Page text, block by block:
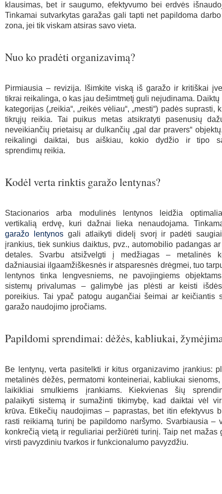
klausimas, bet ir saugumo, efektyvumo bei erdvės
Tinkamai sutvarkytas garažas gali tapti net papildoma
zona, jei tik viskam atsiras savo vieta.
Nuo ko pradėti organizavimą?
Pirmiausia – revizija. Išimkite viską iš garažo ir kritiškai
tikrai reikalinga, o kas jau dešimtmetį guli nejudinama. Daiktų
kategorijas („reikia“, „reikės vėliau“, „mesti“) padės suprasti,
tikrųjų reikia. Tai puikus metas atsikratyti pasenusių
neveikiančių prietaisų ar dulkančių „gal dar pravers“
reikalingi daiktai, bus aiškiau, kokio dydžio ir tipo
sprendimų reikia.
Kodėl verta rinktis garažo lentynas?
Stacionarios arba modulinės lentynos leidžia
vertikalią erdvę, kuri dažnai lieka nenaudojama.
garažo lentynosgali atlaikyti didelį svorį ir padėti
įrankius, tiek sunkius daiktus, pvz., automobilio padangas
detales. Svarbu atsižvelgti į medžiagas – metalinės
dažniausiai ilgaamžiškesnės ir atsparesnės drėgmei, tuo
lentynos tinka lengvesniems, ne pavojingiems
sistemų privalumas – galimybė jas plėsti ar keisti
poreikius. Tai ypač patogu augančiai šeimai ar keičiantis
garažo naudojimo įpročiams.
Papildomi sprendimai: dėžės, kabliukai,
Be lentynų, verta pasitelkti ir kitus organizavimo įrankius:
metalinės dėžės, permatomi konteineriai, kabliukai
laikikliai smulkiems įrankiams. Kiekvienas šių
palaikyti sistemą ir sumažinti tikimybę, kad daiktai vėl
krūva. Etikečių naudojimas – paprastas, bet itin efektyvus
rasti reikiamą turinį be papildomo naršymo. Svarbiausia –
konkrečią vietą ir reguliariai peržiūrėti turinį. Taip net mažas
virsti pavyzdiniu tvarkos ir funkcionalumo pavyzdžiu.